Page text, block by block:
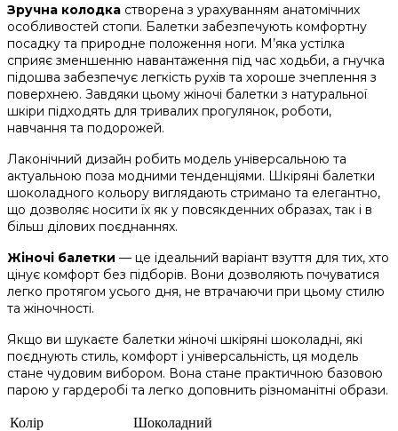
Зручна колодка створена з урахуванням анатомічних
особливостей стопи. Балетки забезпечують комфортну
посадку та природне положення ноги. М’яка устілка
сприяє зменшенню навантаження під час ходьби, а гнучка
підошва забезпечує легкість рухів та хороше зчеплення з
поверхнею. Завдяки цьому жіночі балетки з натуральної
шкіри підходять для тривалих прогулянок, роботи,
навчання та подорожей.
Лаконічний дизайн робить модель універсальною та
актуальною поза модними тенденціями. Шкіряні балетки
шоколадного кольору виглядають стримано та елегантно,
що дозволяє носити їх як у повсякденних образах, так і в
більш ділових поєднаннях.
Жіночі балетки — це ідеальний варіант взуття для тих, хто
цінує комфорт без підборів. Вони дозволяють почуватися
легко протягом усього дня, не втрачаючи при цьому стилю
та жіночності.
Якщо ви шукаєте балетки жіночі шкіряні шоколадні, які
поєднують стиль, комфорт і універсальність, ця модель
стане чудовим вибором. Вона стане практичною базовою
парою у гардеробі та легко доповнить різноманітні образи.
Колір
Шоколадний